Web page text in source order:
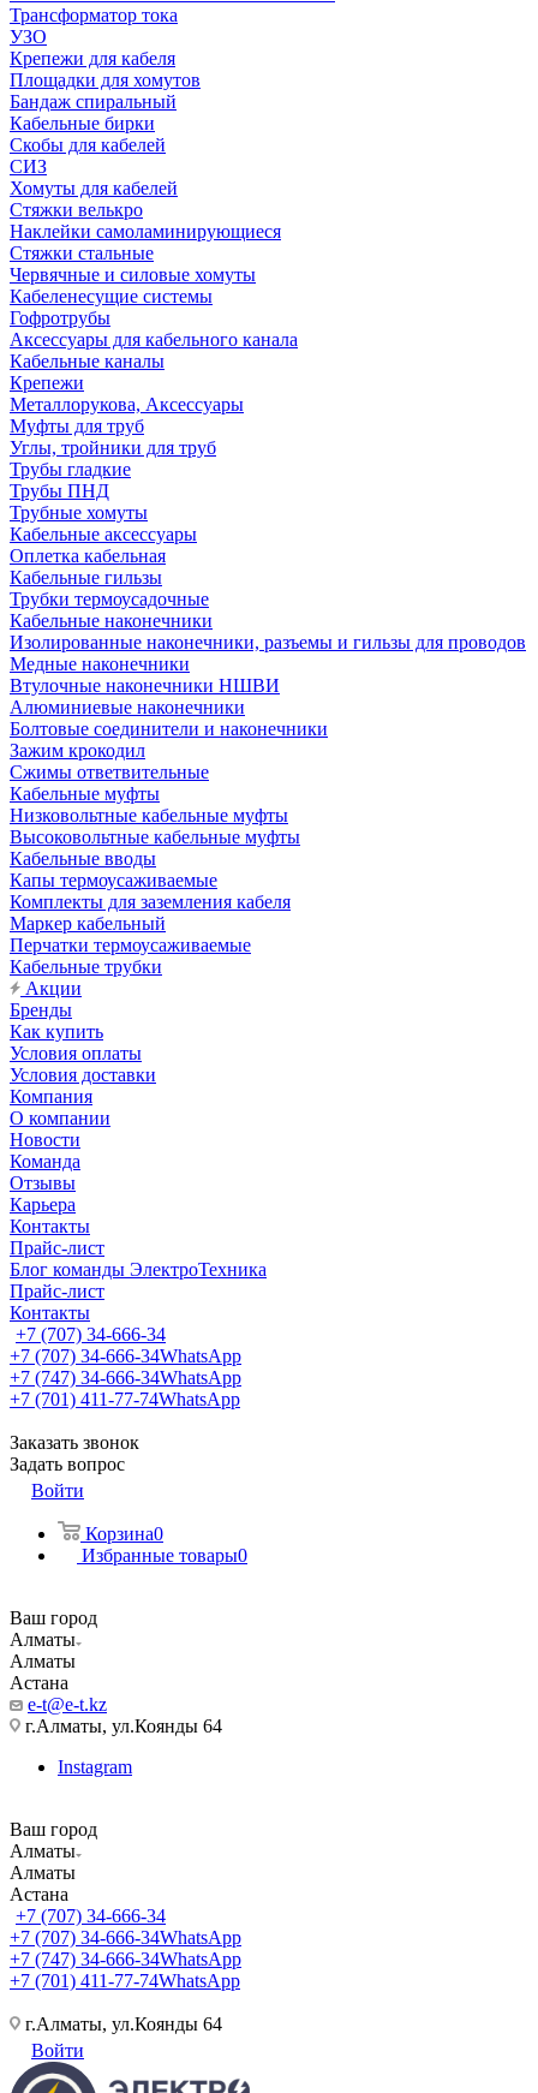
Трансформатор тока
УЗО
Крепежи для кабеля
Площадки для хомутов
Бандаж спиральный
Кабельные бирки
Cкобы для кабелей
СИЗ
Хомуты для кабелей
Стяжки велькро
Наклейки самоламинирующиеся
Стяжки стальные
Червячные и силовые хомуты
Кабеленесущие системы
Гофротрубы
Аксессуары для кабельного канала
Кабельные каналы
Крепежи
Металлорукова, Аксессуары
Муфты для труб
Углы, тройники для труб
Трубы гладкие
Трубы ПНД
Трубные хомуты
Кабельные аксессуары
Оплетка кабельная
Кабельные гильзы
Трубки термоусадочные
Кабельные наконечники
Изолированные наконечники, разъемы и гильзы для проводов
Медные наконечники
Втулочные наконечники НШВИ
Алюминиевые наконечники
Болтовые соединители и наконечники
Зажим крокодил
Сжимы ответвительные
Кабельные муфты
Низковольтные кабельные муфты
Высоковольтные кабельные муфты
Кабельные вводы
Капы термоусаживаемые
Комплекты для заземления кабеля
Маркер кабельный
Перчатки термоусаживаемые
Кабельные трубки
Акции
Бренды
Как купить
Условия оплаты
Условия доставки
Компания
О компании
Новости
Команда
Отзывы
Карьера
Контакты
Прайс-лист
Блог команды ЭлектроТехника
Прайс-лист
Контакты
+7 (707) 34-666-34
+7 (707) 34-666-34WhatsApp
+7 (747) 34-666-34WhatsApp
+7 (701) 411-77-74WhatsApp
Заказать звонок
Задать вопрос
Войти
Корзина0
Избранные товары0
Ваш город
Алматы
Алматы
Астана
e-t@e-t.kz
г.Алматы, ул.Коянды 64
Instagram
Ваш город
Алматы
Алматы
Астана
+7 (707) 34-666-34
+7 (707) 34-666-34WhatsApp
+7 (747) 34-666-34WhatsApp
+7 (701) 411-77-74WhatsApp
г.Алматы, ул.Коянды 64
Войти